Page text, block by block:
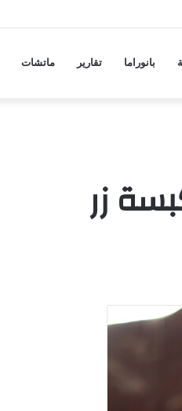
بانوراما تقارير ماتشات
زر